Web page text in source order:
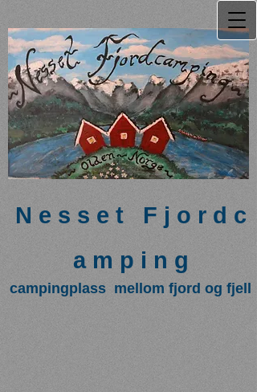
N e s s e t F j o r d c
a m p i n g
campingplass mellom fjord og fjell